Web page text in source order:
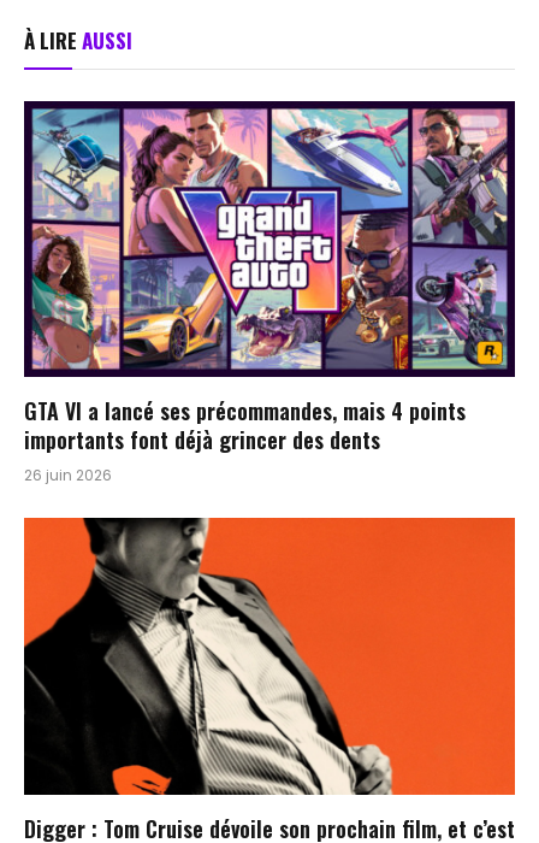
À LIRE AUSSI
GTA VI a lancé ses précommandes, mais 4 points
importants font déjà grincer des dents
26 juin 2026
Digger : Tom Cruise dévoile son prochain film, et c’est